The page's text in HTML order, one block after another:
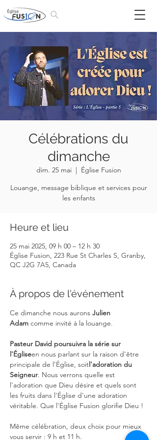
Célébrations du
dimanche
dim. 25 mai
  |
Église Fusion
Louange, message biblique et services pour
les enfants
Heure et lieu
25 mai 2025, 09 h 00 – 12 h 30
Église Fusion, 223 Rue St Charles S, Granby,
QC J2G 7A5, Canada
À propos de l'événement
Ce dimanche nous aurons Julien
Adam comme invité à la louange.
Pasteur David poursuivra la série sur
l'Égliseen nous parlant sur la raison d'être
principale de l'Église, soitl'adoration du
Seigneur. Nous verrons quelle est
l'adoration que Dieu désire et quels sont
les fruits dans l'Église d'une adoration
véritable. Que l'Église Fusion glorifie Dieu !
Même célébration, deux choix pour mieux
vous servir : 9 h et 11 h.